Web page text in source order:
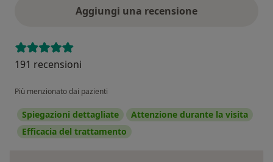
Aggiungi una recensione
191 recensioni
Più menzionato dai pazienti
Spiegazioni dettagliate
Attenzione durante la visita
Efficacia del trattamento